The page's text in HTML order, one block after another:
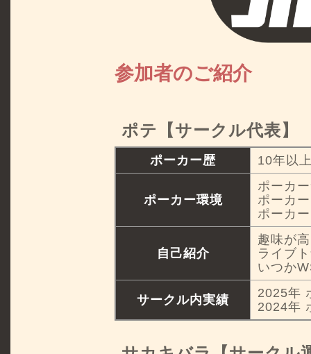
参加者のご紹介
ポテ【サークル代表】
ポーカー歴 10年以
ポーカー環境
ポーカ
ポーカ
ポーカ
自己紹介
趣味が
ライブ
いつか
サークル内実績
2025年
2024年